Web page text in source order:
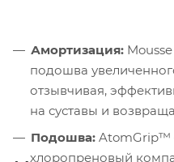
Амортизация:
подошва
отзывчивая,
на суставы и
Подошва: AtomGrip™
хлоропреновый